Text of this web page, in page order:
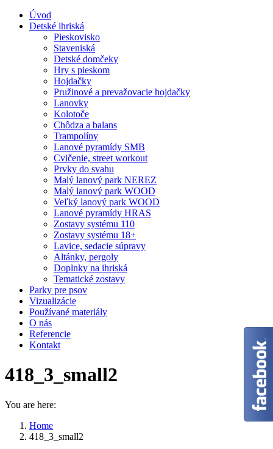
Úvod
Detské ihriská
Pieskovisko
Staveniská
Detské domčeky
Hry s pieskom
Hojdačky
Pružinové a prevažovacie hojdačky
Lanovky
Kolotoče
Chôdza a balans
Trampolíny
Lanové pyramídy SMB
Cvičenie, street workout
Prvky do svahu
Malý lanový park NEREZ
Malý lanový park WOOD
Veľký lanový park WOOD
Lanové pyramídy HRAS
Zostavy systému 110
Zostavy systému 18+
Lavice, sedacie súpravy
Altánky, pergoly
Doplnky na ihriská
Tematické zostavy
Parky pre psov
Vizualizácie
Používané materiály
O nás
Referencie
Kontakt
418_3_small2
You are here:
Home
418_3_small2